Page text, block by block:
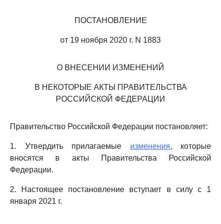
ПОСТАНОВЛЕНИЕ
от 19 ноября 2020 г. N 1883
О ВНЕСЕНИИ ИЗМЕНЕНИЙ
В НЕКОТОРЫЕ АКТЫ ПРАВИТЕЛЬСТВА
РОССИЙСКОЙ ФЕДЕРАЦИИ
Правительство Российской Федерации постановляет:
1. Утвердить прилагаемые изменения, которые
вносятся в акты Правительства Российской
Федерации.
2. Настоящее постановление вступает в силу с 1
января 2021 г.